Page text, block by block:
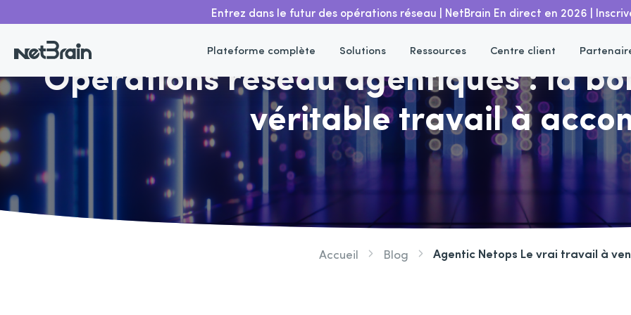
Entrez dans le futur des opérations réseau | NetBrain En direct en 2026 |
Plateforme complète Solutions Ressources Centre client
Retour
Opérations réseau agentiques : la
véritable travail à
Accueil Blog Agentic Netops Le vrai travail à